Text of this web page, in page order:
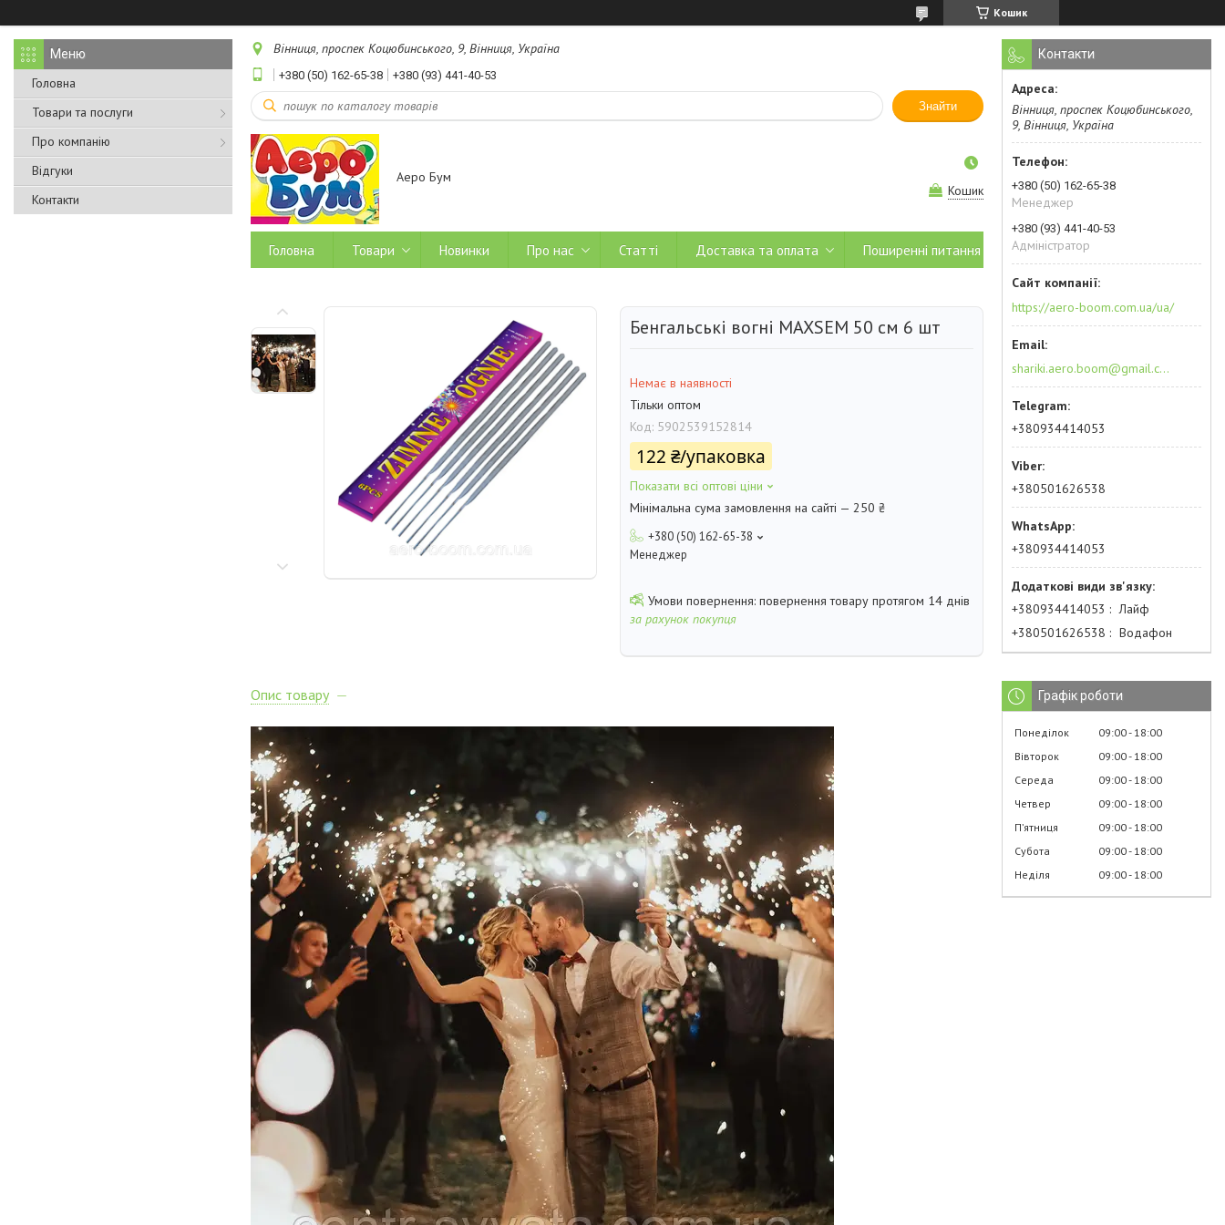
Кошик
Головна
Товари та послуги
Про компанію
Відгуки
Контакти
Вінниця, проспек Коцюбинського, 9, Вінниця, Україна
+380 (50) 162-65-38 +380 (93) 441-40-53
Знайти
Аеро Бум
Кошик
Головна Товари Новинки Про нас Статті Доставка та оплата Поширенні питання
Бенгальські вогні MAXSEM 50 см 6 шт
Немає в наявності
Тільки оптом
Код: 5902539152814
122 ₴/упаковка
Показати всі оптові ціни
Мінімальна сума замовлення на сайті — 250 ₴
+380 (50) 162-65-38
Менеджер
повернення товару протягом 14 днів
за рахунок покупця
Опис товару
Контакти
Вінниця, проспек Коцюбинського,
9, Вінниця, Україна
+380 (50) 162-65-38
Менеджер
+380 (93) 441-40-53
Адміністратор
https://aero-boom.com.ua/ua/
shariki.aero.boom@gmail.com
+380934414053
+380501626538
+380934414053
+380934414053
Лайф
+380501626538
Водафон
Графік роботи
Понеділок 09:00 18:00
Вівторок
09:00 18:00
Середа
09:00 18:00
Четвер
09:00 18:00
Пʼятниця
09:00 18:00
Субота
09:00 18:00
Неділя
09:00 18:00